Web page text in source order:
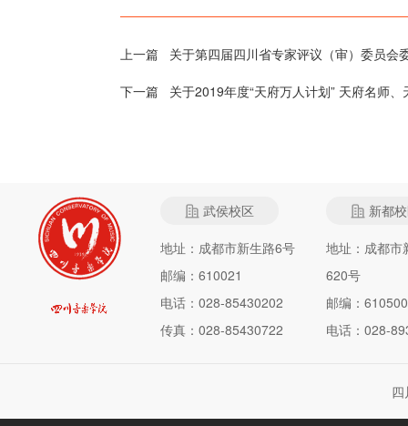
上一篇 关于第四届四川省专家评议（审）委员会
下一篇 关于2019年度“天府万人计划” 天府名师
武侯校区
地址：成都市新生路6号
邮编：610021
电话：028-85430202
传真：028-85430722
新都
地址：成都市
620号
邮编：610500
电话：028-